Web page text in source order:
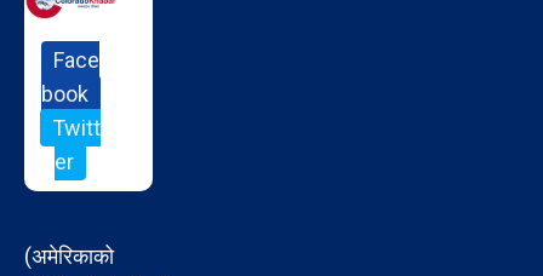
Face
book
Twitt
er
(अमेरिकाको